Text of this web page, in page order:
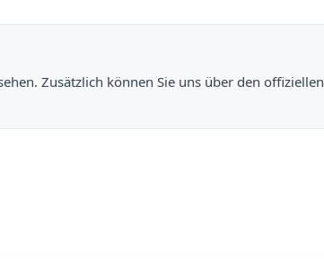
Zusätzlich können Sie uns über den offiziellen